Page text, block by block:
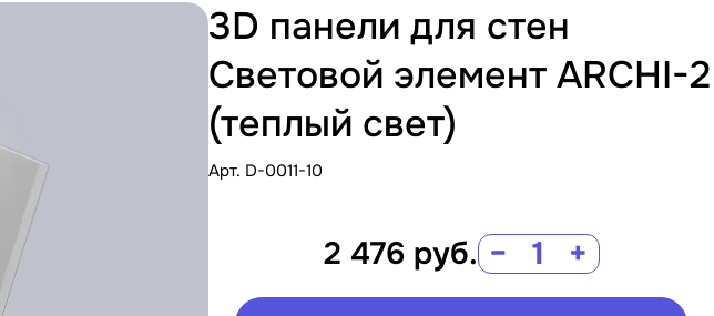
3D панели для стен
Световой элемент ARCHI-2
(теплый свет)
Арт. D-0011-10
2 476 руб. − +